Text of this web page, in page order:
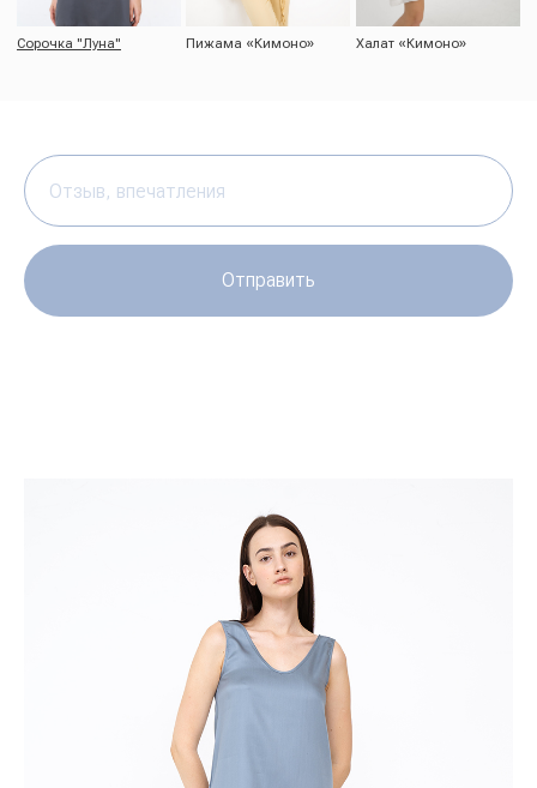
Отправить
ИП Резепина Ю.В.
ИНН: 743015428737